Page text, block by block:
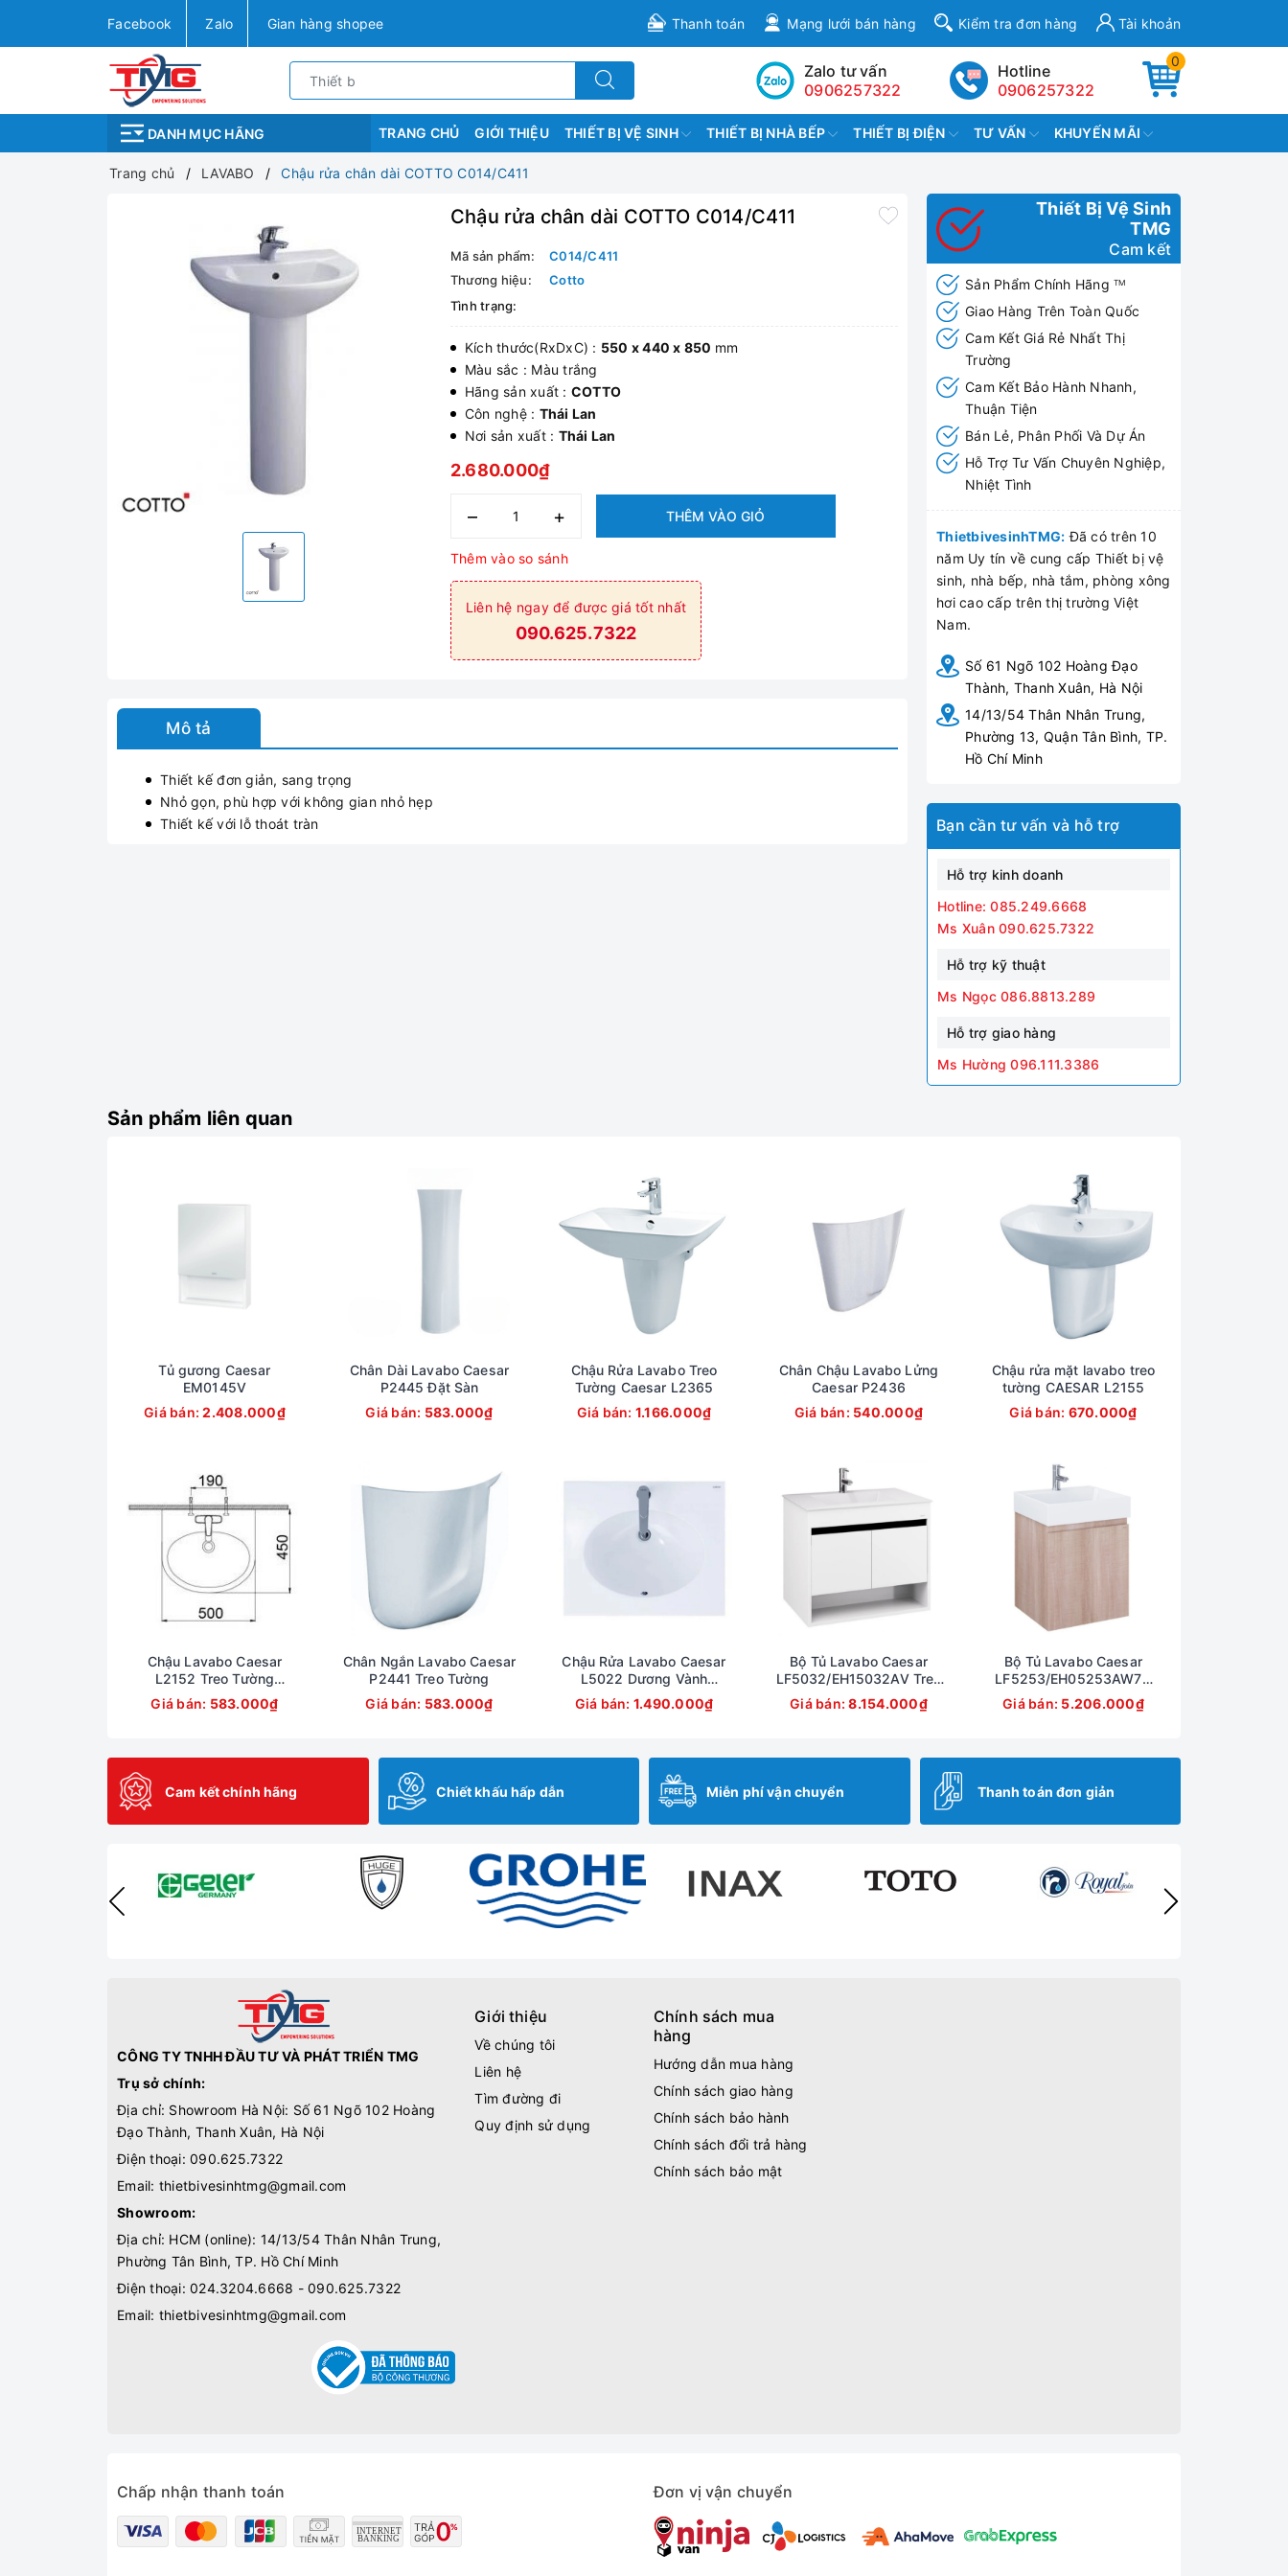
Facebook Zalo Gian hàng shopee Thanh toán Mạng lưới bán hàng Kiểm tra đơn hàng Tài khoản
0
Hotline
0906257322
Zalo tư vấn
0906257322
DANH MỤC HÃNG TRANG CHỦ GIỚI THIỆU THIẾT BỊ VỆ SINH THIẾT BỊ NHÀ BẾP THIẾT BỊ ĐIỆN TƯ VẤN KHUYẾN MÃI
Trang chủ LAVABO Chậu rửa chân dài COTTO C014/C411
Chậu rửa chân dài COTTO C014/C411
Mã sản phẩm:
C014/C411
Thương hiệu:
Cotto
Tình trạng:
Kích thước(RxDxC) : 550 x 440 x 850 mm
Màu sắc : Màu trắng
Hãng sản xuất : COTTO
Côn nghệ : Thái Lan
Nơi sản xuất : Thái Lan
2.680.000₫
– + THÊM VÀO GIỎ
Thêm vào so sánh
Liên hệ ngay để được giá tốt nhất
090.625.7322
Mô tả
Thiết kế đơn giản, sang trọng
Nhỏ gọn, phù hợp với không gian nhỏ hẹp
Thiết kế với lỗ thoát tràn
Thiết Bị Vệ Sinh
TMG
Cam kết
Sản Phẩm Chính Hãng TM
Giao Hàng Trên Toàn Quốc
Cam Kết Giá Rẻ Nhất Thị
Trường
Cam Kết Bảo Hành Nhanh,
Thuận Tiện
Bán Lẻ, Phân Phối Và Dự Án
Hỗ Trợ Tư Vấn Chuyên Nghiệp,
Nhiệt Tình
ThietbivesinhTMG: Đã có trên 10
năm Uy tín về cung cấp Thiết bị vệ
sinh, nhà bếp, nhà tắm, phòng xông
hơi cao cấp trên thị trường Việt
Nam.
Số 61 Ngõ 102 Hoàng Đạo
Thành, Thanh Xuân, Hà Nội
14/13/54 Thân Nhân Trung,
Phường 13, Quận Tân Bình, TP.
Hồ Chí Minh
Bạn cần tư vấn và hỗ trợ
Hỗ trợ kinh doanh
Hotline: 085.249.6668
Ms Xuân 090.625.7322
Hỗ trợ kỹ thuật
Ms Ngọc 086.8813.289
Hỗ trợ giao hàng
Ms Hường 096.111.3386
Sản phẩm liên quan
Tủ gương Caesar
EM0145V
Giá bán:2.408.000₫
Chân Dài Lavabo Caesar
P2445 Đặt Sàn
Giá bán: 583.000₫
Chậu Rửa Lavabo Treo
Tường Caesar L2365
Giá bán: 1.166.000₫
Chân Chậu Lavabo Lửng
Caesar P2436
Giá bán: 540.000₫
Chậu rửa mặt lavabo treo
tường CAESAR L2155
Giá bán: 670.000₫
Chậu Lavabo Caesar
L2152 Treo Tường
500x450 mm
Giá bán: 583.000₫
Chân Ngắn Lavabo Caesar
P2441 Treo Tường
Giá bán: 583.000₫
Chậu Rửa Lavabo Caesar
L5022 Dương Vành
500x420 mm
Giá bán: 1.490.000₫
Bộ Tủ Lavabo Caesar
LF5032/EH15032AV Treo
Tường 750x500mm
Giá bán:8.154.000₫
Bộ Tủ Lavabo Caesar
LF5253/EH05253AW7V
Treo Tường 500x450mm
Giá bán: 5.206.000₫
Cam kết chính hãng Chiết khấu hấp dẫn Miễn phí vận chuyển Thanh toán đơn giản
CÔNG TY TNHH ĐẦU TƯ VÀ PHÁT TRIỂN TMG
Trụ sở chính:
Địa chỉ: Showroom Hà Nội: Số 61 Ngõ 102 Hoàng
Đạo Thành, Thanh Xuân, Hà Nội
Điện thoại: 090.625.7322
Email: thietbivesinhtmg@gmail.com
Showroom:
Địa chỉ: HCM (online): 14/13/54 Thân Nhân Trung,
Phường Tân Bình, TP. Hồ Chí Minh
Điện thoại: 024.3204.6668 - 090.625.7322
Email: thietbivesinhtmg@gmail.com
Giới thiệu
Về chúng tôi
Liên hệ
Tìm đường đi
Quy định sử dụng
Chính sách mua
hàng
Hướng dẫn mua hàng
Chính sách giao hàng
Chính sách bảo hành
Chính sách đổi trả hàng
Chính sách bảo mật
Chấp nhận thanh toán Đơn vị vận chuyển